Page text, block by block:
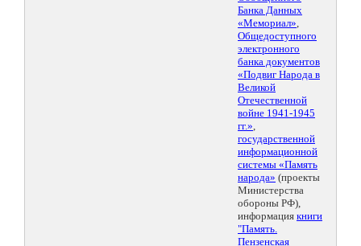
Банка Данных
«Мемориал»,
Общедоступного
электронного
банка документов
«Подвиг Народа в
Великой
Отечественной
войне 1941-1945
гг.»,
государственной
информационной
системы «Память
народа» (проекты
Министерства
обороны РФ),
информация книги
"Память.
Пензенская